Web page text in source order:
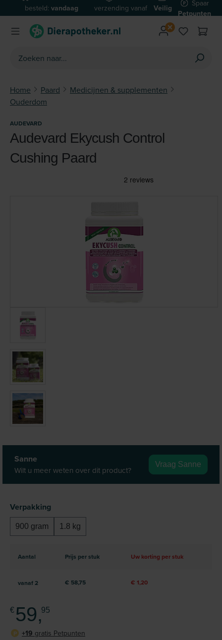
Ga naar de hoofdinhoud
besteld: vandaag
verzonden*
verzending vanaf
€59
Veilig
betalen
Spaar
Petpunten
Home Paard
Medicijnen & supplementen
Ouderdom
Sanne
Wilt u meer weten over dit product?
Vraag Sanne
AUDEVARD
Audevard Ekycush Control
Cushing Paard
Aantal Prijs per stuk Uw korting per stuk
vanaf2 € 58,75 € 1,20
€ 59,95
Selecteer
Verpakking
900 gram 1.8 kg
P +19 gratis Petpunten